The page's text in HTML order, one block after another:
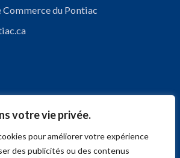
votre vie privée.
pour améliorer votre expérience
des publicités ou des contenus
Commerce du Pontiac
DE CONFIDENTIALITÉ